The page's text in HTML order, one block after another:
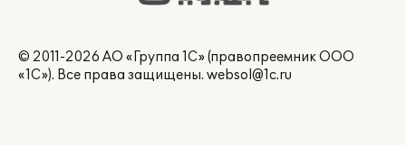
© 2011-2026 АО «Группа 1С» (правопреемник ООО
«1С»). Все права защищены. websol@1c.ru